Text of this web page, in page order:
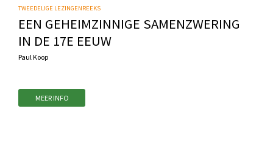
EEN GEHEIMZINNIGE SAMENZWERING
IN DE 17E EEUW
Paul Koop
TWEEDELIGE LEZINGENREEKS
MEER INFO